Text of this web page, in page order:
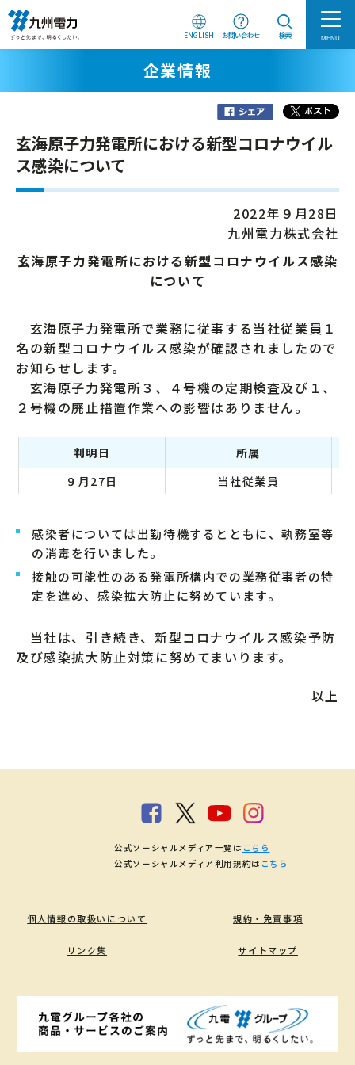
ENGLISH お問い合わせ 検索 MENU
企業情報
玄海原子力発電所における新型コロナウイル
ス感染について
2022年９月28日
九州電力株式会社
玄海原子力発電所における新型コロナウイルス感染
について
玄海原子力発電所で業務に従事する当社従業員１
名の新型コロナウイルス感染が確認されましたので
お知らせします。
玄海原子力発電所３、４号機の定期検査及び１、
２号機の廃止措置作業への影響はありません。
判明日
所属
９月27日
当社従業員
感染者については出勤待機するとともに、執務室等
の消毒を行いました。
接触の可能性のある発電所構内での業務従事者の特
定を進め、感染拡大防止に努めています。
当社は、引き続き、新型コロナウイルス感染予防
及び感染拡大防止対策に努めてまいります。
以上
個人情報の取扱いについて 規約・免責事項
リンク集 サイトマップ
公式ソーシャルメディア一覧は こちら
公式ソーシャルメディア利用規約は こちら